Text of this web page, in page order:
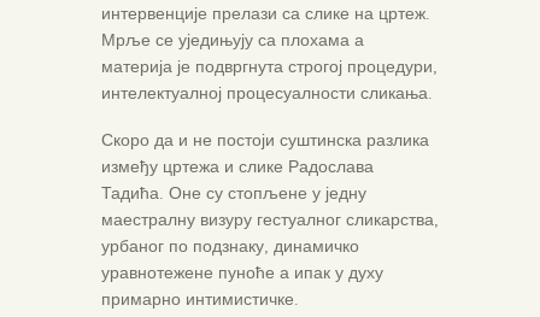
интервенције прелази са слике на цртеж.
Мрље се уједињују са плохама а
материја је подвргнута строгој процедури,
интелектуалној процесуалности сликања.
Скоро да и не постоји суштинска разлика
између цртежа и слике Радослава
Тадића. Оне су стопљене у једну
маестралну визуру гестуалног сликарства,
урбаног по подзнаку, динамичко
уравнотежене пуноће а ипак у духу
примарно интимистичке.